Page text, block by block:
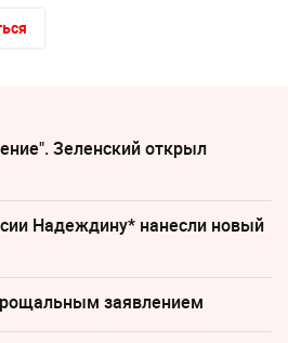
Зеленский открыл
Надеждину* нанесли новый
заявлением